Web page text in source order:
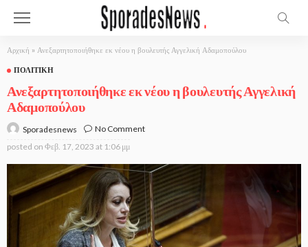
Αρχική » Ανεξαρτητοποιήθηκε εκ νέου η βουλευτής Αγγελική Αδαμοπούλου
ΠΟΛΙΤΙΚΉ
Ανεξαρτητοποιήθηκε εκ νέου η βουλευτής Αγγελική
Αδαμοπούλου
Sporadesnews
No Comment
posted on Φεβ. 17, 2023 at 1:06 μμ